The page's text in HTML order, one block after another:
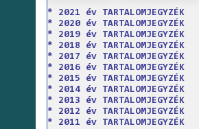
* 2021 év TARTALOMJEGYZÉK
* 2020 év TARTALOMJEGYZÉK
* 2019 év TARTALOMJEGYZÉK
* 2018 év TARTALOMJEGYZÉK
* 2017 év TARTALOMJEGYZÉK
* 2016 év TARTALOMJEGYZÉK
* 2015 év TARTALOMJEGYZÉK
* 2014 év TARTALOMJEGYZÉK
* 2013 év TARTALOMJEGYZÉK
* 2012 év TARTALOMJEGYZÉK
* 2011 év TARTALOMJEGYZÉK